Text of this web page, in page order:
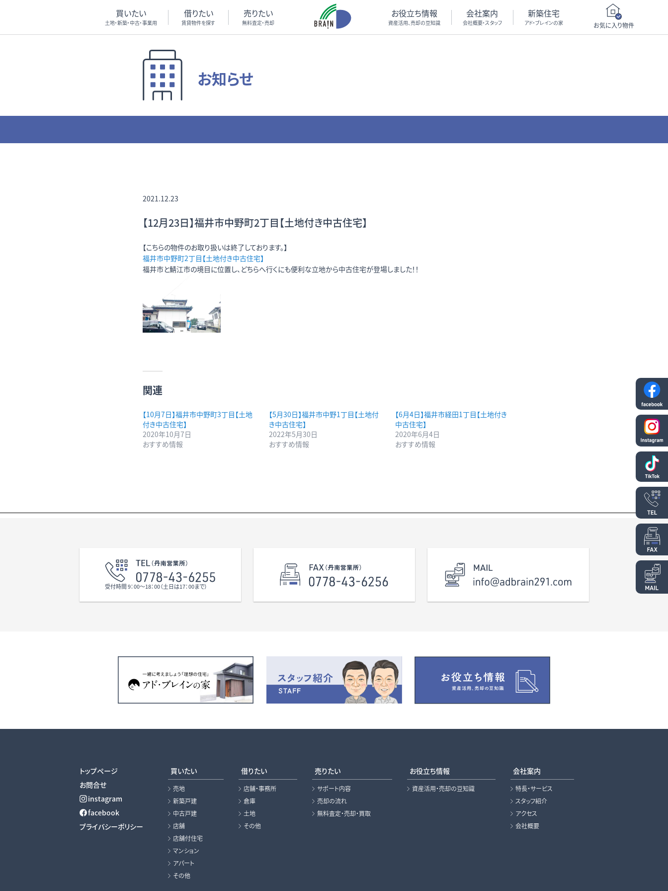
買いたい
土地・新築・中古・事業用
借りたい
賃貸物件を探す
売りたい
無料査定・売却
お役立ち情報
資産活用、売却の豆知識
会社案内
会社概要・スタッフ
新築住宅
アド・ブレインの家 お気に入り物件
お知らせ
2021.12.23
【12月23日】福井市中野町2丁目【土地付き中古住宅】
【こちらの物件のお取り扱いは終了しております。】
福井市中野町2丁目【土地付き中古住宅】
福井市と鯖江市の境目に位置し、どちらへ行くにも便利な立地から中古住宅が登場しました！！
関連
【10月7日】福井市中野町3丁目【土地
付き中古住宅】
2020年10月7日
おすすめ情報
【5月30日】福井市中野1丁目【土地付
き中古住宅】
2022年5月30日
おすすめ情報
【6月4日】福井市経田1丁目【土地付き
中古住宅】
2020年6月4日
おすすめ情報
受付時間 9：00〜18：00（土日は17：00まで）
トップページ
お問合せ
instagram
facebook
プライバシーポリシー
買いたい
売地
新築戸建
中古戸建
店舗
店舗付住宅
マンション
アパート
その他
借りたい
店舗・事務所
倉庫
土地
その他
売りたい
サポート内容
売却の流れ
無料査定・売却・買取
お役立ち情報
資産活用・売却の豆知識
会社案内
特長・サービス
スタッフ紹介
アクセス
会社概要